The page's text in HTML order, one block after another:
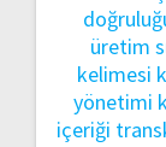
üretim
kelimesi
yönetimi
içeriği